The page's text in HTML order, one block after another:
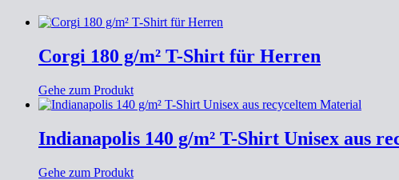
Corgi 180 g/m² T-Shirt für Herren
Gehe zum Produkt
Indianapolis 140 g/m² T-Shirt Unisex aus
Gehe zum Produkt